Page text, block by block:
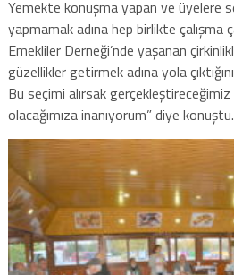
Yemekte konuşma yapan ve üyelere
yapmamak adına hep birlikte çalışma
Emekliler Derneği’nde yaşanan
güzellikler getirmek adına yola
Bu seçimi alırsak
olacağımıza inanıyorum” diye konuştu.